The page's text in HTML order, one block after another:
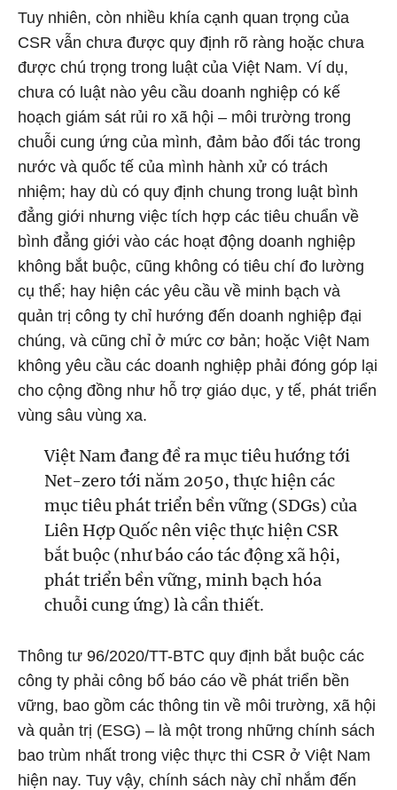
Tuy nhiên, còn nhiều khía cạnh quan trọng của
CSR vẫn chưa được quy định rõ ràng hoặc chưa
được chú trọng trong luật của Việt Nam. Ví dụ,
chưa có luật nào yêu cầu doanh nghiệp có kế
hoạch giám sát rủi ro xã hội – môi trường trong
chuỗi cung ứng của mình, đảm bảo đối tác trong
nước và quốc tế của mình hành xử có trách
nhiệm; hay dù có quy định chung trong luật bình
đẳng giới nhưng việc tích hợp các tiêu chuẩn về
bình đẳng giới vào các hoạt động doanh nghiệp
không bắt buộc, cũng không có tiêu chí đo lường
cụ thể; hay hiện các yêu cầu về minh bạch và
quản trị công ty chỉ hướng đến doanh nghiệp đại
chúng, và cũng chỉ ở mức cơ bản; hoặc Việt Nam
không yêu cầu các doanh nghiệp phải đóng góp lại
cho cộng đồng như hỗ trợ giáo dục, y tế, phát triển
vùng sâu vùng xa.
Việt Nam đang đề ra mục tiêu hướng tới
Net-zero tới năm 2050, thực hiện các
mục tiêu phát triển bền vững (SDGs) của
Liên Hợp Quốc nên việc thực hiện CSR
bắt buộc (như báo cáo tác động xã hội,
phát triển bền vững, minh bạch hóa
chuỗi cung ứng) là cần thiết.
Thông tư 96/2020/TT-BTC quy định bắt buộc các
công ty phải công bố báo cáo về phát triển bền
vững, bao gồm các thông tin về môi trường, xã hội
và quản trị (ESG) – là một trong những chính sách
bao trùm nhất trong việc thực thi CSR ở Việt Nam
hiện nay. Tuy vậy, chính sách này chỉ nhắm đến